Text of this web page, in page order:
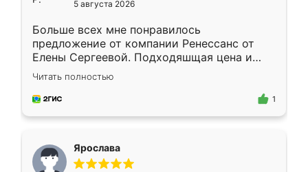
5 августа 2026
Больше всех мне понравилось
предложение от компании Ренессанс от
Елены Сергеевой. Подходяшщая цена и
короткие сроки изготовления. Приехавший
для замера сотрудник Владислав
предложил по моему эскизу самый
Читать полностью
1
Ярослава